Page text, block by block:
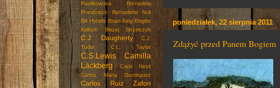
poniedziałek, 22 sierpnia 2011
Zdążyć przed Panem Bogiem
Pawlikowska
Bernadeta
Prandzioch
Bernadette Noll
Bill Hybels
Brian King Brigitte
Kolloch
Błażej Strzelczyk
C.J. Daugherty
C.J.
Tudor
C.L. Taylor
C.S.Lewis
Camilla
Läckberg
Carlo Nesti
Carlos Maria Dominguez
Carlos Ruiz Zafon